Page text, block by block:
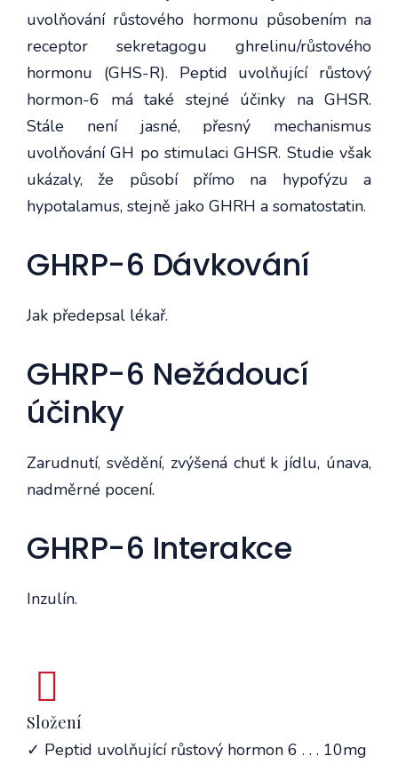
uvolňování růstového hormonu působením na
receptor sekretagogu ghrelinu/růstového
hormonu (GHS-R). Peptid uvolňující růstový
hormon-6 má také stejné účinky na GHSR.
Stále není jasné, přesný mechanismus
uvolňování GH po stimulaci GHSR. Studie však
ukázaly, že působí přímo na hypofýzu a
hypotalamus, stejně jako GHRH a somatostatin.
GHRP-6 Dávkování
Jak předepsal lékař.
GHRP-6 Nežádoucí
účinky
Zarudnutí, svědění, zvýšená chuť k jídlu, únava,
nadměrné pocení.
GHRP-6 Interakce
Inzulín.
Složení
✓ Peptid uvolňující růstový hormon 6 . . . 10mg